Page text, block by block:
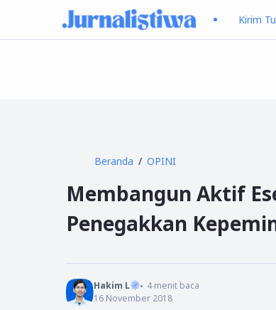
Kirim
Beranda OPINI
Membangun Aktif
Penegakkan
Hakim L 4menit baca
16 November 2018